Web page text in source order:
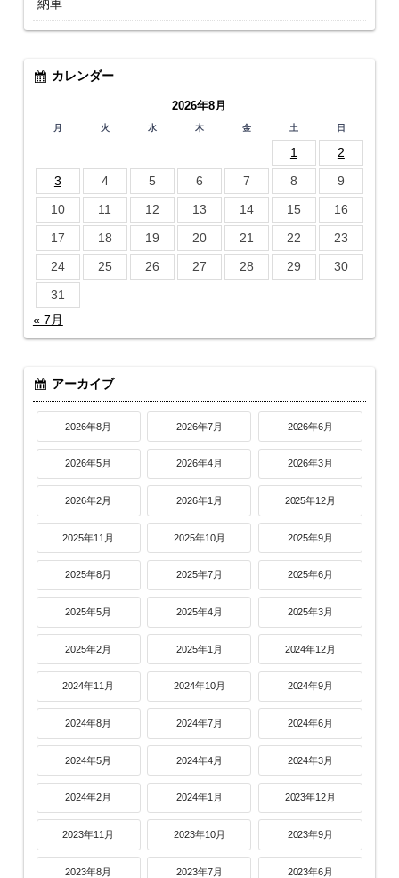
納車
カレンダー
2026年8月
月 火 水 木 金 土 日
1
2
3
4 5 6 7 8
9
10
11 12 13 14 15
16
17
18 19 20 21 22
23
24
25 26 27 28 29
30
31
« 7月
アーカイブ
2026年8月 2026年7月 2026年6月
2026年5月 2026年4月 2026年3月
2026年2月 2026年1月 2025年12月
2025年11月 2025年10月 2025年9月
2025年8月 2025年7月 2025年6月
2025年5月 2025年4月 2025年3月
2025年2月 2025年1月 2024年12月
2024年11月 2024年10月 2024年9月
2024年8月 2024年7月 2024年6月
2024年5月 2024年4月 2024年3月
2024年2月 2024年1月 2023年12月
2023年11月 2023年10月 2023年9月
2023年8月 2023年7月 2023年6月